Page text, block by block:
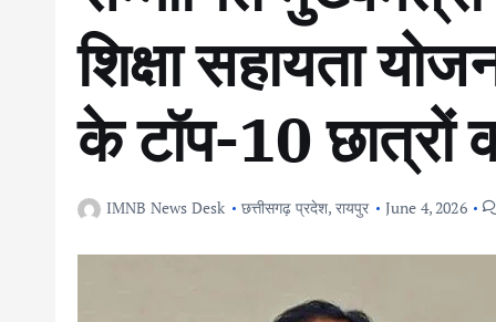
शिक्षा सहायता
के टॉप-10 छात्रों
IMNB News Desk छत्तीसगढ़ प्रदेश, रायपुर June 4, 2026